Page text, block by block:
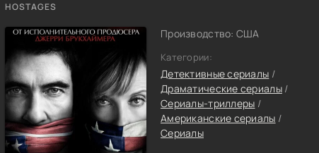
HOSTAGES
Производство: США
Категории:
Детективные сериалы /
Драматические сериалы/
Сериалы-триллеры /
Американские сериалы /
Сериалы